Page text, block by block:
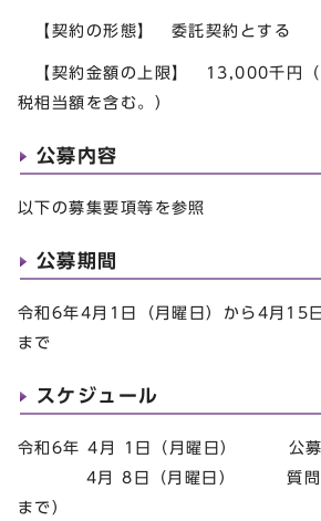
【契約の形態】 委託契約とする
【契約金額の上限】 13,000千円（
税相当額を含む。）
公募内容
以下の募集要項等を参照
公募期間
令和6年4月1日（月曜日）から4月15
まで
スケジュール
令和6年 4月 1日（月曜日） 公募
4月 8日（月曜日） 質問提
まで）